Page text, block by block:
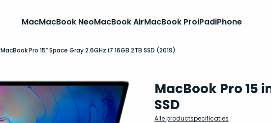
MacMacBook NeoMacBook AirMacBook ProiPadiPhone
MacBook Pro 15″ Space Gray 2.6GHz i7 16GB 2TB SSD (2019)
MacBook Pro 15
SSD
Alle productspecificaties